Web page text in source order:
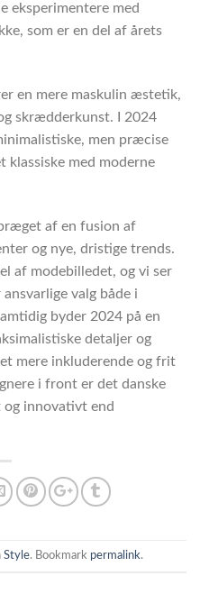
eksperimentere med
som er en del af årets
en mere maskulin æstetik,
skrædderkunst. I 2024
men præcise
klassiske med moderne
af en fusion af
og nye, dristige trends.
af modebilledet, og vi ser
valg både i
byder 2024 på en
detaljer og
mere inkluderende og frit
i front er det danske
og innovativt end
Style. Bookmark permalink.